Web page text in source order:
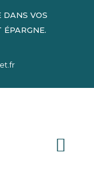
DANS VOS
ÉPARGNE.